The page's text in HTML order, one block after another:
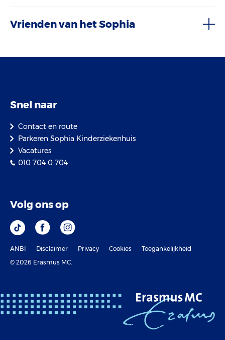
Vrienden van het Sophia
Snel naar
Contact en route
Parkeren Sophia Kinderziekenhuis
Vacatures
010 704 0 704
Volg ons op
ANBI Disclaimer Privacy Cookies
Toegankelijkheid
© 2026 Erasmus MC.